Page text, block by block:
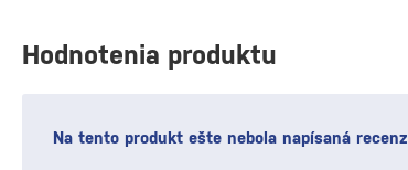
Hodnotenia produktu
Na tento produkt ešte nebola napísaná